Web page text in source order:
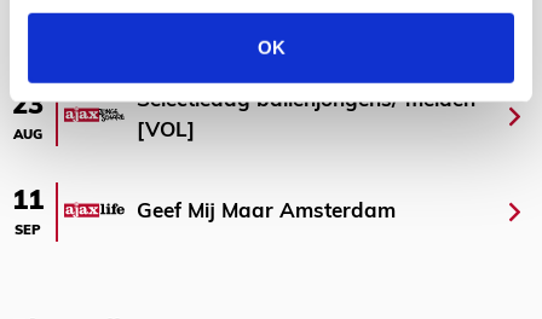
OK
23
AUG
Selectiedag ballenjongens/-meiden
[VOL]
11
SEP
Geef Mij Maar Amsterdam